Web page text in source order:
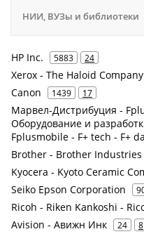
НИИ, ВУЗы и библиотеки
HP Inc. 5883 24
Xerox - The Haloid Company
Canon 1439 17
Марвел-Дистрибуция -
Оборудование и
Fplusmobile - F+ tech - F+
Brother - Brother Industries
Kyocera - Kyoto Ceramic
Seiko Epson Corporation
Ricoh - Riken Kankoshi -
Avision - Авижн Инк 24 8